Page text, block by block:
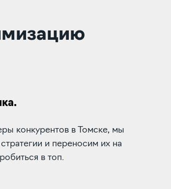
конкурентов в Томске, мы
и переносим их на
в топ.